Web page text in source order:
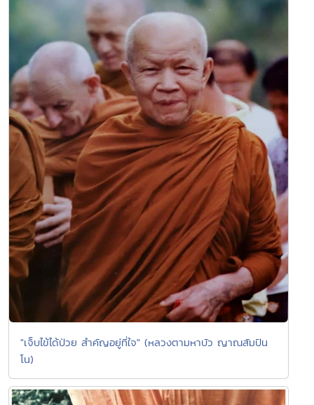
"เจ็บไข้ได้ป่วย สำคัญอยู่ที่ใจ" (หลวงตามหาบัว ญาณสัมปัน
โน)